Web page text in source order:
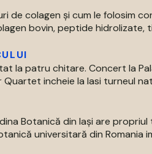
de colagen și cum le folosim
bovin, peptide hidrolizate,
la patru chitare. Concert la
Quartet incheie la Iasi turneul
Botanică din Iași are
universitară din Romania